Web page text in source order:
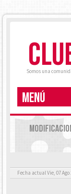
Somos una
MENÚ
Fecha actual Vie, 07 Ago